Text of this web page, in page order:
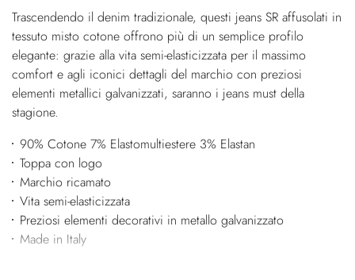
Trascendendo il denim tradizionale, questi jeans SR affusolati in
tessuto misto cotone offrono più di un semplice profilo
elegante: grazie alla vita semi-elasticizzata per il massimo
comfort e agli iconici dettagli del marchio con preziosi
elementi metallici galvanizzati, saranno i jeans must della
stagione.
90% Cotone 7% Elastomultiestere 3% Elastan
Toppa con logo
Marchio ricamato
Vita semi-elasticizzata
Preziosi elementi decorativi in metallo galvanizzato
Made in Italy